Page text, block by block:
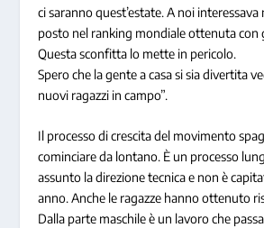
ci saranno quest’estate. A noi
posto nel ranking mondiale ottenuta con
Questa sconfitta lo mette in pericolo.
Spero che la gente a casa si sia divertita
nuovi ragazzi in campo”.
Il processo di crescita del movimento
cominciare da lontano. È un processo
assunto la direzione tecnica e non è
anno. Anche le ragazze hanno ottenuto
Dalla parte maschile è un lavoro che